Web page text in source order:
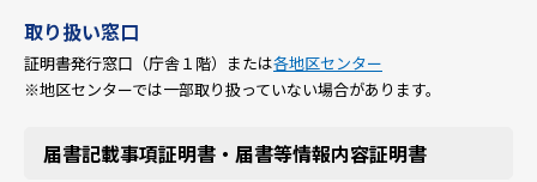
取り扱い窓口
証明書発行窓口（庁舎１階）または各地区センター
※地区センターでは一部取り扱っていない場合があります。
届書記載事項証明書・届書等情報内容証明書